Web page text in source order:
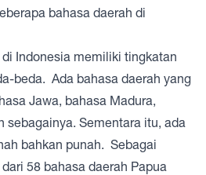
bahasa daerah di
Indonesia memiliki tingkatan
beda. Ada bahasa daerah yang
Jawa, bahasa Madura,
sebagainya. Sementara itu, ada
bahkan punah. Sebagai
58 bahasa daerah Papua